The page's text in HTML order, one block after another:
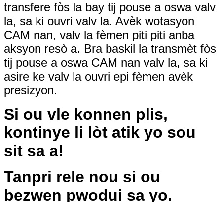
transfere fòs la bay tij pouse a oswa valv
la, sa ki ouvri valv la. Avèk wotasyon
CAM nan, valv la fèmen piti piti anba
aksyon resò a. Bra baskil la transmèt fòs
tij pouse a oswa CAM nan valv la, sa ki
asire ke valv la ouvri epi fèmen avèk
presizyon.
Si ou vle konnen plis,
kontinye li lòt atik yo sou
sit sa a!
Tanpri rele nou si ou
bezwen pwodui sa yo.